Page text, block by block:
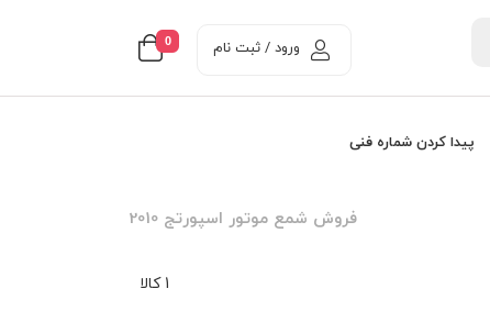
0 ورود / ثبت نام
پیدا کردن شماره فنی
فروش شمع موتور اسپورتج 2010
1 کالا